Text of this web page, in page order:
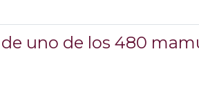
uno de los 480